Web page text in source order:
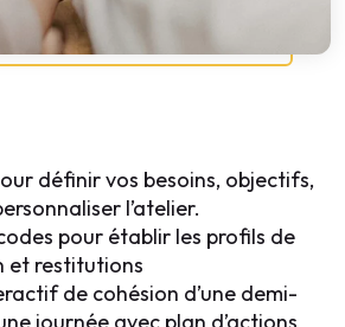
définir vos besoins, objectifs,
l’atelier.
pour établir les profils de
et restitutions
de cohésion d’une demi-